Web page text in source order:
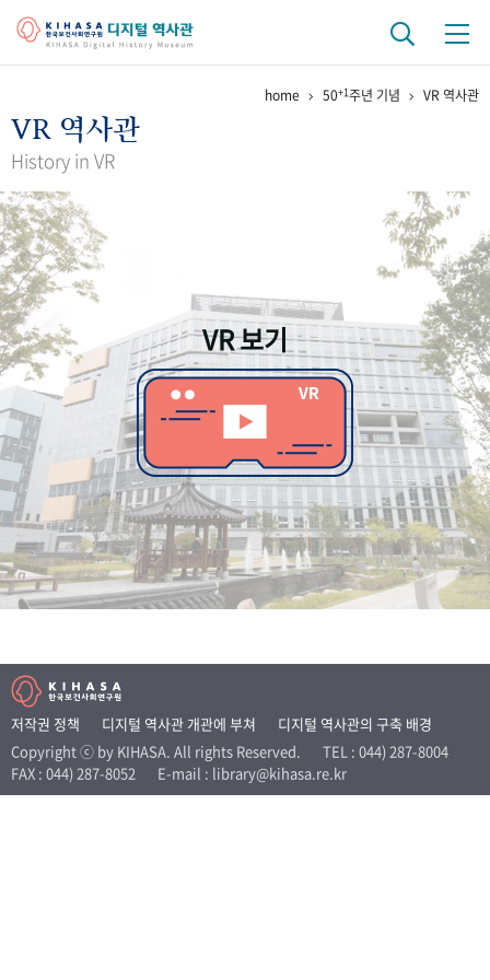
걸어온 길 기관 변천사
연구 역사
정책과 연구
간행물 변천사
기록물 아카이브
사진 아카이브 문서 기록물 행정박물 영상 기록물
50 주년 기념
성과 50선 숫자로 보는 50년 50 +1주년 광장
세계와 함께 한 KIHASA
VR 역사관
home 50+1주년 기념 VR 역사관
VR 역사관
History in VR
VR 보기
저작권 정책 디지털 역사관 개관에 부쳐
디지털 역사관의 구축 배경
Copyright ⓒ by KIHASA. All rights Reserved.
TEL : 044) 287-8004
FAX : 044) 287-8052
E-mail : library@kihasa.re.kr